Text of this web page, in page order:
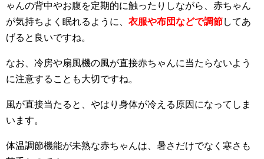
ゃんの背中やお腹を定期的に触ったりしながら、赤ちゃん
が気持ちよく眠れるように、 衣服や布団などで調節してあ
げると良いですね。
なお、冷房や扇風機の風が直接赤ちゃんに当たらないよう
に注意することも大切ですね。
風が直接当たると、やはり身体が冷える原因になってしま
います。
体温調節機能が未熟な赤ちゃんは、暑さだけでなく寒さも